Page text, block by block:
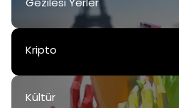
Kripto
Kültür